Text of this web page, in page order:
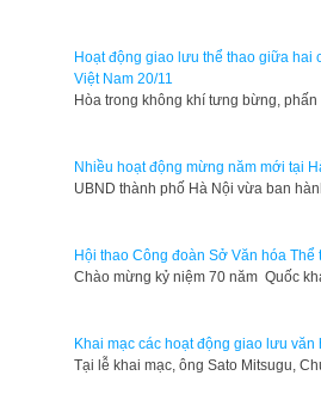
Hoạt động giao lưu thể thao giữa
Việt Nam 20/11
​Hòa trong không khí tưng bừng,
Nhiều hoạt động mừng năm mới tại
​UBND thành phố Hà Nội vừa ban
Hội thao Công đoàn Sở Văn hóa
​Chào mừng kỷ niệm 70 năm Quốc
Khai mạc các hoạt động giao lưu văn
Tại lễ khai mạc, ông Sato Mitsugu,